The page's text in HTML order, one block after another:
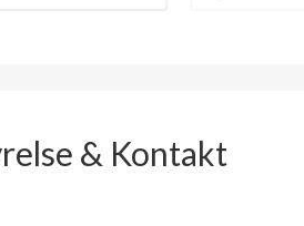
& Kontakt